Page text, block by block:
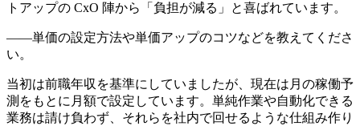
トアップの CxO 陣から「負担が減る」と喜ばれています。
――単価の設定方法や単価アップのコツなどを教えてくださ
い。
当初は前職年収を基準にしていましたが、現在は月の稼働予
測をもとに月額で設定しています。単純作業や自動化できる
業務は請け負わず、それらを社内で回せるような仕組み作り